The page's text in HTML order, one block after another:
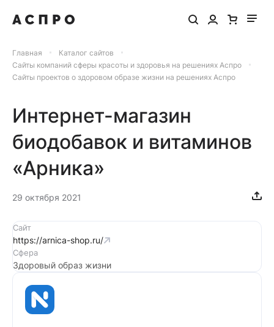
Главная
Каталог сайтов
Сайты компаний сферы красоты и здоровья на решениях Аспро
Сайты проектов о здоровом образе жизни на решениях Аспро
Интернет-магазин
биодобавок и витаминов
«Арника»
29 октября 2021
Сайт
https://arnica-shop.ru/
Сфера
Здоровый образ жизни